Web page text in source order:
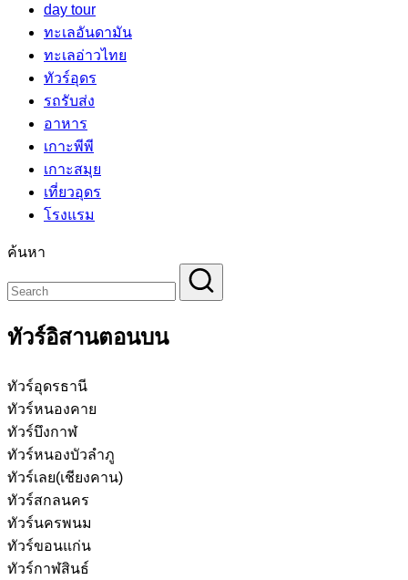
day tour
ทะเลอันดามัน
ทะเลอ่าวไทย
ทัวร์อุดร
รถรับส่ง
อาหาร
เกาะพีพี
เกาะสมุย
เที่ยวอุดร
โรงแรม
ค้นหา
ทัวร์อิสานตอนบน
ทัวร์อุดรธานี
ทัวร์หนองคาย
ทัวร์บึงกาฬ
ทัวร์หนองบัวลำภู
ทัวร์เลย(เชียงคาน)
ทัวร์สกลนคร
ทัวร์นครพนม
ทัวร์ขอนแก่น
ทัวร์กาฬสินธ์